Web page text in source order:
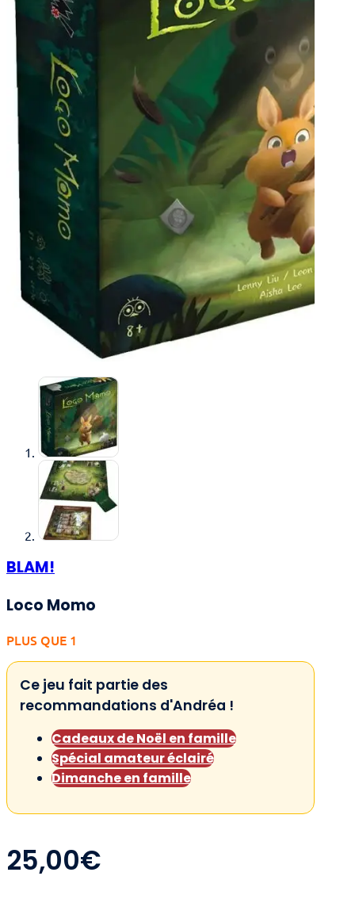
BLAM!
Loco Momo
PLUS QUE 1
Ce jeu fait partie des
recommandations d'Andréa !
Cadeaux de Noël en famille
Spécial amateur éclairé
Dimanche en famille
25,00€